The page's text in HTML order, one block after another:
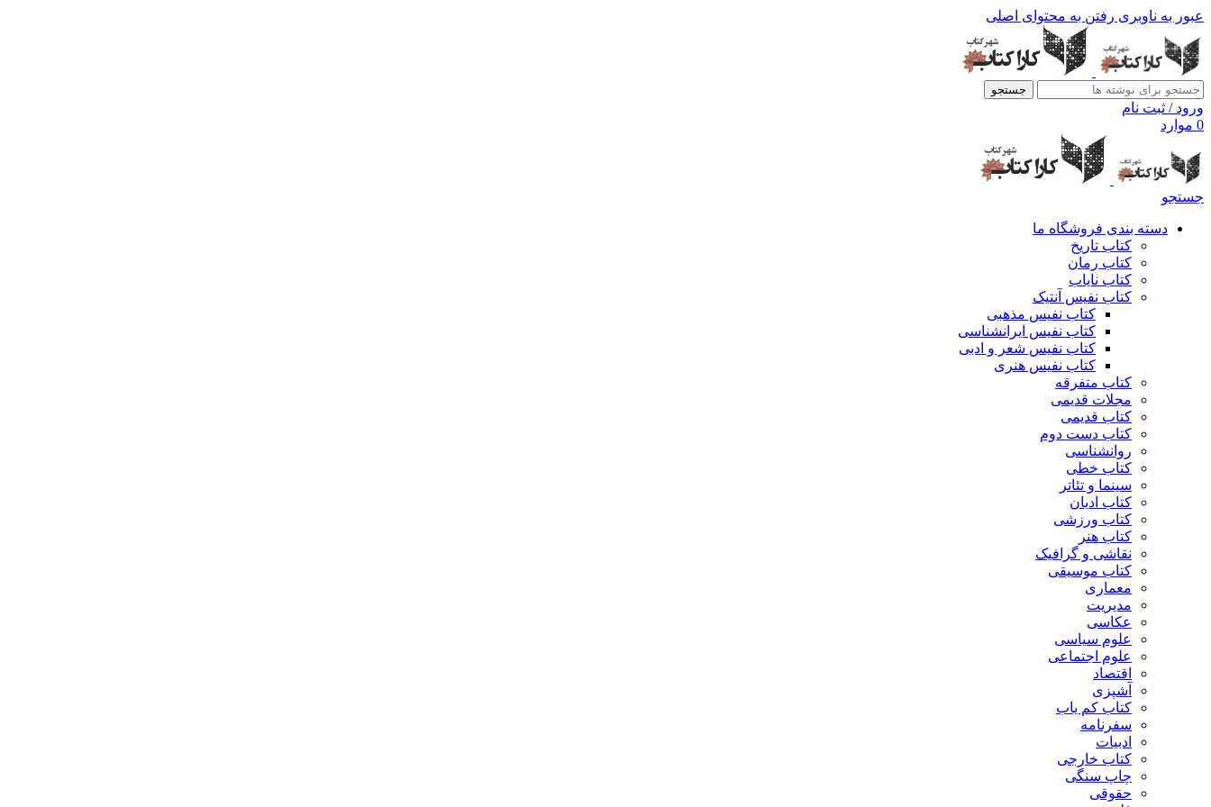
عبور به ناوبری رفتن به محتوای اصلی
جستجو
ورود / ثبت نام
0 موارد
جستجو
دسته بندی فروشگاه ما
کتاب تاریخ
کتاب رمان
کتاب نایاب
کتاب نفیس آنتیک
کتاب نفیس مذهبی
کتاب نفیس ایرانشناسی
کتاب نفیس شعر و ادبی
کتاب نفیس هنری
کتاب متفرقه
مجلات قدیمی
کتاب قدیمی
کتاب دست دوم
روانشناسی
کتاب خطی
سینما و تئاتر
کتاب ادیان
کتاب ورزشی
کتاب هنر
نقاشی و گرافیک
کتاب موسیقی
معماری
مدیریت
عکاسی
علوم سیاسی
علوم اجتماعی
اقتصاد
آشپزی
کتاب کم یاب
سفرنامه
ادبیات
کتاب خارجی
چاپ سنگی
حقوقی